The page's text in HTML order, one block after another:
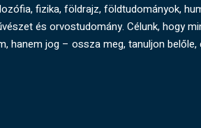
fizika, földrajz, földtudományok,
és orvostudomány. Célunk, hogy
hanem jog – ossza meg, tanuljon